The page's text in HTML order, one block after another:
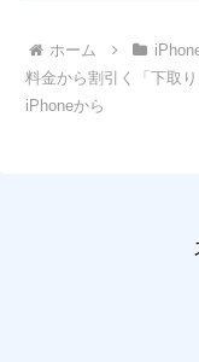
ホーム
料金から割引く「下取
iPhoneから